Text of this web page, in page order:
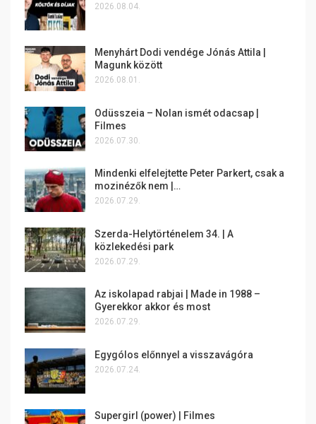
2026.08.04.
Menyhárt Dodi vendége Jónás Attila |
Magunk között
2026.08.01.
Odüsszeia – Nolan ismét odacsap |
Filmes
2026.07.30.
Mindenki elfelejtette Peter Parkert, csak a
mozinézők nem |…
2026.07.29.
Szerda-Helytörténelem 34. | A
közlekedési park
2026.07.29.
Az iskolapad rabjai | Made in 1988 –
Gyerekkor akkor és most
2026.07.29.
Egygólos előnnyel a visszavágóra
2026.07.24.
Supergirl (power) | Filmes